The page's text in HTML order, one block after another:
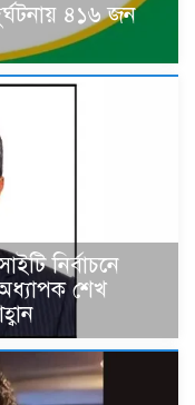
৪১৬ জন
নির্বাচনে
শেখ